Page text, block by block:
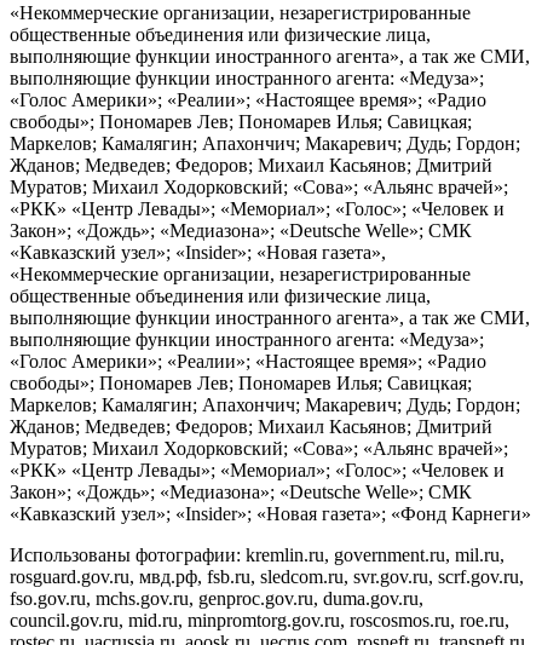
«Некоммерческие организации, незарегистрированные
общественные объединения или физические лица,
выполняющие функции иностранного агента», а так же СМИ,
выполняющие функции иностранного агента: «Медуза»;
«Голос Америки»; «Реалии»; «Настоящее время»; «Радио
свободы»; Пономарев Лев; Пономарев Илья; Савицкая;
Маркелов; Камалягин; Апахончич; Макаревич; Дудь; Гордон;
Жданов; Медведев; Федоров; Михаил Касьянов; Дмитрий
Муратов; Михаил Ходорковский; «Сова»; «Альянс врачей»;
«РКК» «Центр Левады»; «Мемориал»; «Голос»; «Человек и
Закон»; «Дождь»; «Медиазона»; «Deutsche Welle»; СМК
«Кавказский узел»; «Insider»; «Новая газета»,
«Некоммерческие организации, незарегистрированные
общественные объединения или физические лица,
выполняющие функции иностранного агента», а так же СМИ,
выполняющие функции иностранного агента: «Медуза»;
«Голос Америки»; «Реалии»; «Настоящее время»; «Радио
свободы»; Пономарев Лев; Пономарев Илья; Савицкая;
Маркелов; Камалягин; Апахончич; Макаревич; Дудь; Гордон;
Жданов; Медведев; Федоров; Михаил Касьянов; Дмитрий
Муратов; Михаил Ходорковский; «Сова»; «Альянс врачей»;
«РКК» «Центр Левады»; «Мемориал»; «Голос»; «Человек и
Закон»; «Дождь»; «Медиазона»; «Deutsche Welle»; СМК
«Кавказский узел»; «Insider»; «Новая газета»; «Фонд Карнеги»
Использованы фотографии: kremlin.ru, government.ru, mil.ru,
rosguard.gov.ru, мвд.рф, fsb.ru, sledcom.ru, svr.gov.ru, scrf.gov.ru,
fso.gov.ru, mchs.gov.ru, genproc.gov.ru, duma.gov.ru,
council.gov.ru, mid.ru, minpromtorg.gov.ru, roscosmos.ru, roe.ru,